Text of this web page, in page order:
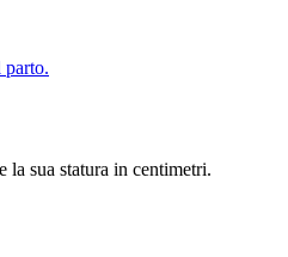
la sua statura in centimetri.